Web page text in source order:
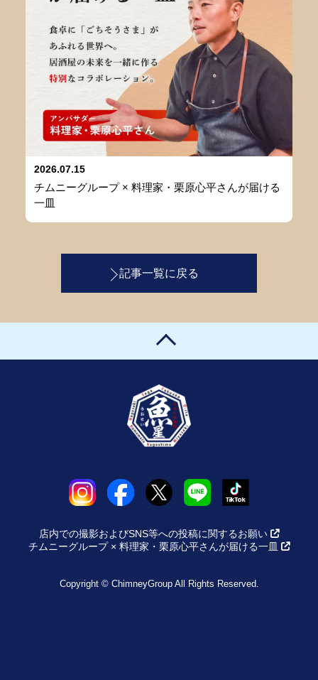
2026.07.15
チムニーグループ × 料理家・栗原心平さんが届ける
一皿
記事一覧に戻る
店内での撮影およびSNS等への投稿に関するお願い
チムニーグループ × 料理家・栗原心平さんが届ける一皿
Copyright © ChimneyGroup All Rights Reserved.